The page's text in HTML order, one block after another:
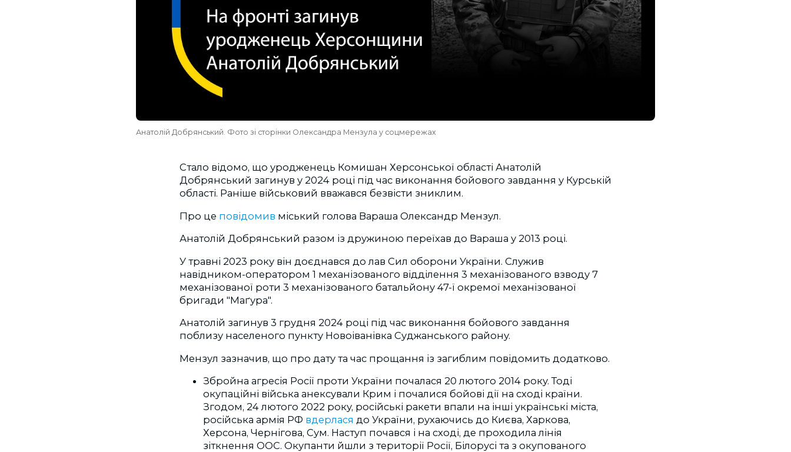
Анатолій Добрянський. Фото зі сторінки Олександра Мензула у соцмережах
Стало відомо, що уродженець Комишан Херсонської області Анатолій
Добрянський загинув у 2024 році під час виконання бойового завдання у Курській
області. Раніше військовий вважався безвісти зниклим.
Про це повідомив міський голова Вараша Олександр Мензул.
Анатолій Добрянський разом із дружиною переїхав до Вараша у 2013 році.
У травні 2023 року він доєднався до лав Сил оборони України. Служив
навідником-оператором 1 механізованого відділення 3 механізованого взводу 7
механізованої роти 3 механізованого батальйону 47-ї окремої механізованої
бригади "Маґура".
Анатолій загинув 3 грудня 2024 році під час виконання бойового завдання
поблизу населеного пункту Новоіванівка Суджанського району.
Мензул зазначив, що про дату та час прощання із загиблим повідомить додатково.
Збройна агресія Росії проти України почалася 20 лютого 2014 року. Тоді
окупаційні війська анексували Крим і почалися бойові дії на сході країни.
Згодом, 24 лютого 2022 року, російські ракети впали на інші українські міста,
російська армія РФ вдерлася до України, рухаючись до Києва, Харкова,
Херсона, Чернігова, Сум. Наступ почався і на сході, де проходила лінія
зіткнення ООС. Окупанти йшли з території Росії, Білорусі та з окупованого